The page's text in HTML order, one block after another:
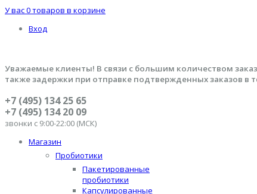
У вас0 товаров в корзине
Вход
Уважаемые клиенты! В связи с большим количеством
также задержки при отправке подтвержденных заказов в
+7 (495) 134 25 65
+7 (495) 134 20 09
звонки с 9:00-22:00 (МСК)
Магазин
Пробиотики
Пакетированные
пробиотики
Капсулированные